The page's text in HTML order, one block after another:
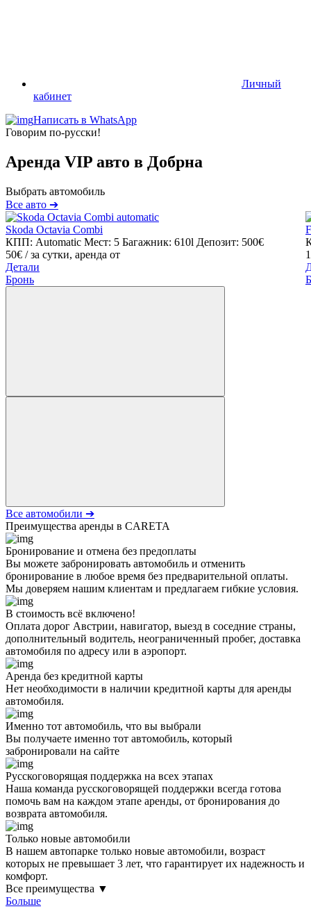
Личный
кабинет
Написать в WhatsApp
Говорим по-русски!
Аренда VIP авто в Добрна
Выбрать автомобиль
Все авто ➔
Skoda Octavia Combi
КПП: Automatic Мест: 5 Багажник: 610l Депозит: 500€
50€ / за сутки, аренда от
Детали
Бронь
Все автомобили ➔
Преимущества аренды в CARETA
Бронирование и отмена без предоплаты
Вы можете забронировать автомобиль и отменить
бронирование в любое время без предварительной оплаты.
Мы доверяем нашим клиентам и предлагаем гибкие условия.
В стоимость всё включено!
Оплата дорог Австрии, навигатор, выезд в соседние страны,
дополнительный водитель, неограниченный пробег, доставка
автомобиля по адресу или в аэропорт.
Аренда без кредитной карты
Нет необходимости в наличии кредитной карты для аренды
автомобиля.
Именно тот автомобиль, что вы выбрали
Вы получаете именно тот автомобиль, который
забронировали на сайте
Русскоговорящая поддержка на всех этапах
Наша команда русскоговорящей поддержки всегда готова
помочь вам на каждом этапе аренды, от бронирования до
возврата автомобиля.
Только новые автомобили
В нашем автопарке только новые автомобили, возраст
которых не превышает 3 лет, что гарантирует их надежность и
комфорт.
Все преимущества ▼
Больше